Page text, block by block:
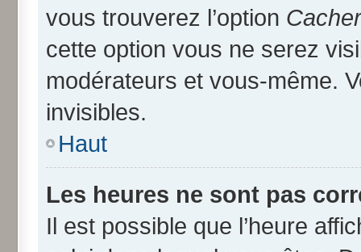
vous trouverez l’option
cette option vous ne serez
modérateurs et vous-même.
invisibles.
Haut
Les heures ne sont pas
Il est possible que l’heure